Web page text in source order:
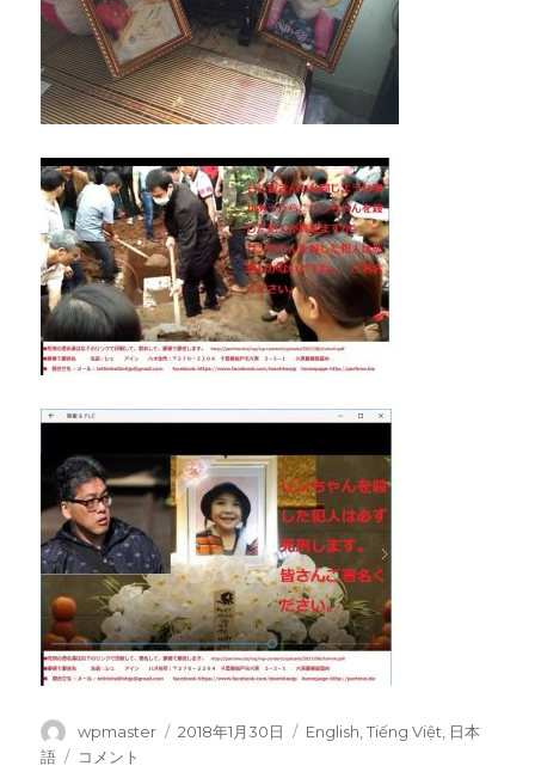
投
稿
wpmaster
投
2018年1月30日
カ
English ,Tiếng Việt 日本
語
リ
コメント